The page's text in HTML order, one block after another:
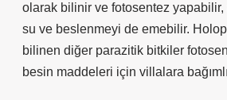
olarak bilinir ve fotosentez yapabilir,
su ve beslenmeyi de emebilir.
bilinen diğer parazitik bitkiler
besin maddeleri için villalara